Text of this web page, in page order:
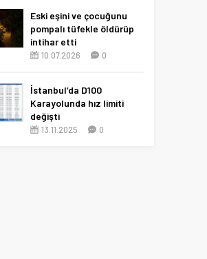
Eski eşini ve çocuğunu
pompalı tüfekle öldürüp
intihar etti
10.07.2026 0
İstanbul’da D100
Karayolunda hız limiti
değişti
13.11.2025 0